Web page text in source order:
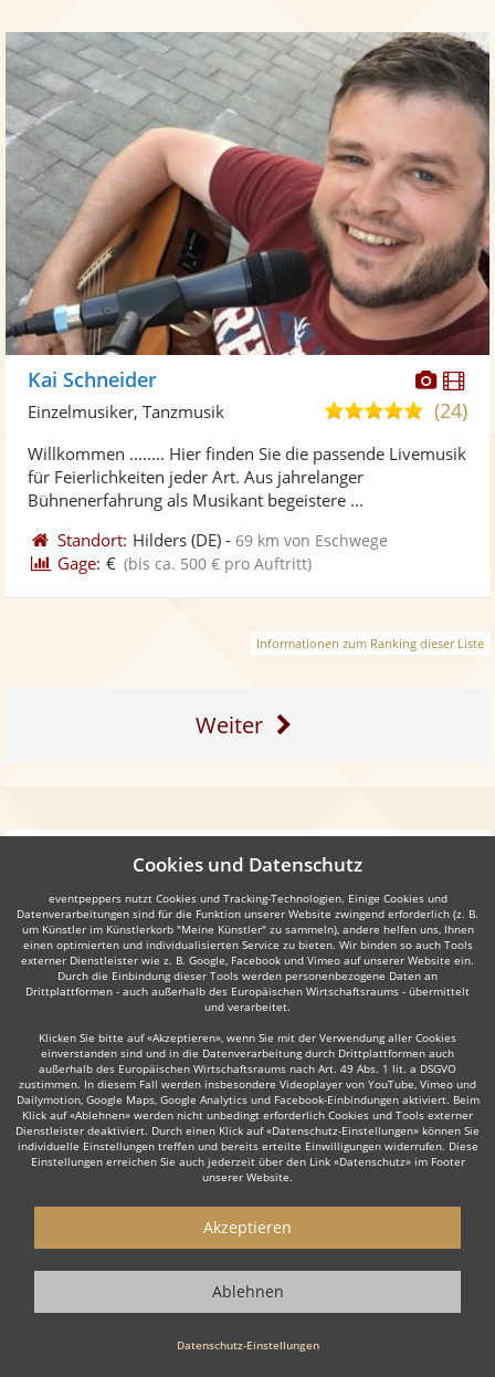
Fotos
Kai Schneider
4,8
5
(24)
Einzelmusiker, Tanzmusik
Willkommen ........ Hier finden Sie die passende Livemusik
für Feierlichkeiten jeder Art. Aus jahrelanger
Bühnenerfahrung als Musikant begeistere ...
Standort: Hilders (DE) -69 km von Eschwege
Gage: € (bis ca. 500 € pro Auftritt)
Informationen zum Ranking dieser Liste
Weiter
Auch interessant:
Trompeter Dudelsackspieler Musicalsänger
Wie funktioniert's?
1. Kostenlos anfragen
Starten Sie mit dem Button 'Kostenlos anfragen' eine Anfrage an die für
Sie interessanten Solomusiker - also z. B. bestimmte Sänger. Diesen
2. Angebote erhalten & Details besprechen
Sie erhalten Angebote Ihrer angefragten Sänger. Nutzen Sie die
Cookies und Datenschutz
eventpeppers nutzt Cookies und Tracking-Technologien. Einige Cookies und
Datenverarbeitungen sind für die Funktion unserer Website zwingend erforderlich (z. B.
um Künstler im Künstlerkorb "Meine Künstler" zu sammeln), andere helfen uns, Ihnen
einen optimierten und individualisierten Service zu bieten. Wir binden so auch Tools
externer Dienstleister wie z. B. Google, Facebook und Vimeo auf unserer Website ein.
Durch die Einbindung dieser Tools werden personenbezogene Daten an
Drittplattformen - auch außerhalb des Europäischen Wirtschaftsraums - übermittelt
und verarbeitet.
Klicken Sie bitte auf «Akzeptieren», wenn Sie mit der Verwendung aller Cookies
einverstanden sind und in die Datenverarbeitung durch Drittplattformen auch
außerhalb des Europäischen Wirtschaftsraums nach Art. 49 Abs. 1 lit. a DSGVO
zustimmen. In diesem Fall werden insbesondere Videoplayer von YouTube, Vimeo und
Dailymotion, Google Maps, Google Analytics und Facebook-Einbindungen aktiviert. Beim
Klick auf «Ablehnen» werden nicht unbedingt erforderlich Cookies und Tools externer
Dienstleister deaktiviert. Durch einen Klick auf «Datenschutz-Einstellungen» können Sie
individuelle Einstellungen treffen und bereits erteilte Einwilligungen widerrufen. Diese
Einstellungen erreichen Sie auch jederzeit über den Link «Datenschutz» im Footer
unserer Website.
Datenschutz-Einstellungen
Akzeptieren
Ablehnen